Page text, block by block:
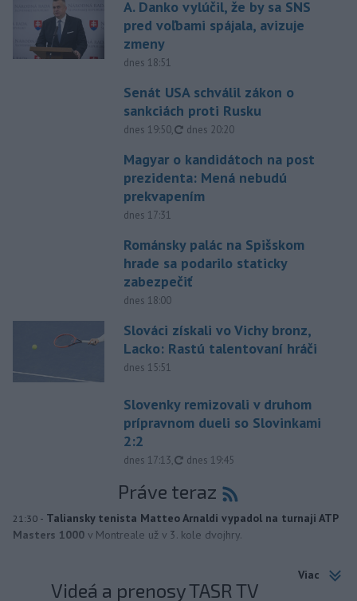
A. Danko vylúčil, že by sa SNS
pred voľbami spájala, avizuje
zmeny
dnes 18:51
Senát USA schválil zákon o
sankciách proti Rusku
dnes 19:50, aktualizované
dnes 20:20
Magyar o kandidátoch na post
prezidenta: Mená nebudú
prekvapením
dnes 17:31
Románsky palác na Spišskom
hrade sa podarilo staticky
zabezpečiť
dnes 18:00
Slováci získali vo Vichy bronz,
Lacko: Rastú talentovaní hráči
dnes 15:51
Slovenky remizovali v druhom
prípravnom dueli so Slovinkami
2:2
dnes 17:13, aktualizované
dnes 19:45
Práve teraz
21:30 - Taliansky tenista Matteo Arnaldi vypadol na turnaji ATP
Masters 1000 v Montreale už v 3. kole dvojhry.
Viac
Videá a prenosy TASR TV